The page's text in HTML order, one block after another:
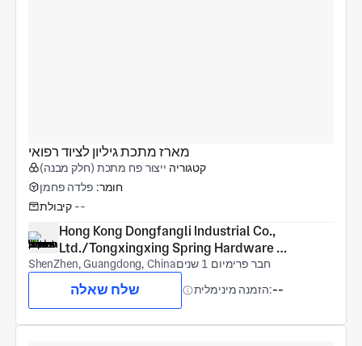
מארז מתכת גיליון לציוד רפואי
קטגוריה ייצור פח מתכת (חלק מבנה)
חומר: פלדה פחמן
קיבולת --
Hong Kong Dongfangli Industrial Co.,
Ltd./Tongxingxing Spring Hardware
(Shenzhen) Co., Ltd
ShenZhen, Guangdong, China חבר פרימיום 1 שנים
שלח שאלה הזמנה מינימלית:--